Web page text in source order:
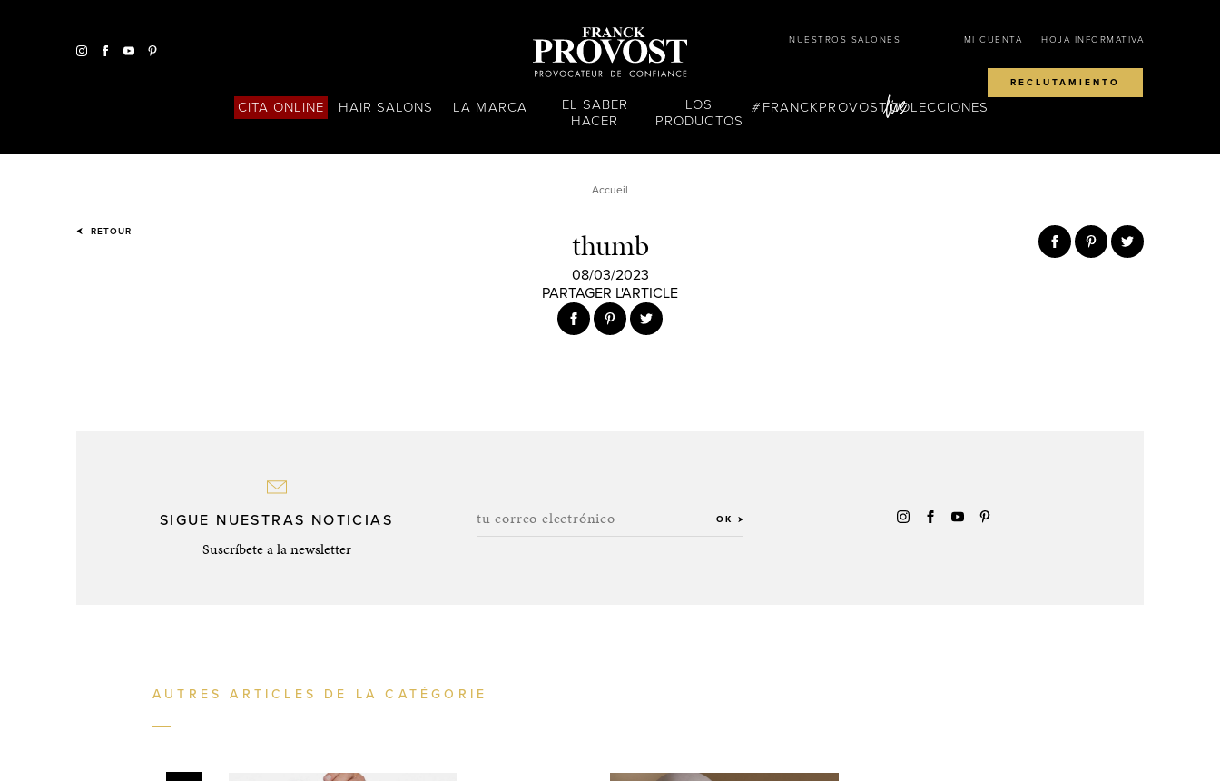
NUESTROS SALONES MI CUENTA HOJA INFORMATIVA
RECLUTAMIENTO
CITA ONLINE HAIR SALONS LA MARCA
EL SABER
HACER
LOS
PRODUCTOS
FRANCKPROVOSTCOLECCIONES
Accueil
RETOUR thumb
08/03/2023
PARTAGER L'ARTICLE
SIGUE NUESTRAS NOTICIAS
Suscríbete a la newsletter
tu correo electrónico OK
AUTRES ARTICLES DE LA CATÉGORIE